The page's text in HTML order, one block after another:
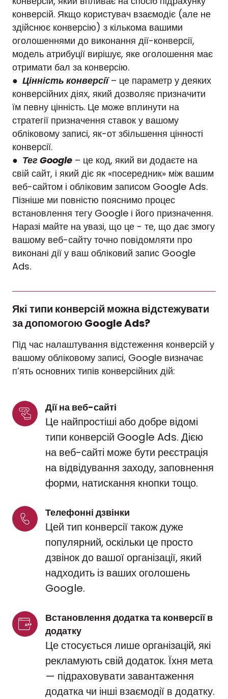
конверсій. Якщо користувач взаємодіє (але не
здійснює конверсію) з кількома вашими
оголошеннями до виконання дії-конверсії,
модель атрибуції вирішує, яке оголошення має
отримати бал за конверсію.
● Цінність конверсії– це параметр у деяких
конверсійних діях, який дозволяє призначити
їм певну цінність. Це може вплинути на
стратегії призначення ставок у вашому
обліковому записі, як-от збільшення цінності
конверсії.
● Тег Google – це код, який ви додаєте на
свій сайт, і який діє як «посередник» між вашим
веб-сайтом і обліковим записом Google Ads.
Пізніше ми повністю пояснимо процес
встановлення тегу Google і його призначення.
Наразі майте на увазі, що це - те, що дає змогу
вашому веб-сайту точно повідомляти про
виконані дії у ваш обліковий запис Google
Ads.
Які типи конверсій можна відстежувати
за допомогою Google Ads?
Під час налаштування відстеження конверсій у
вашому обліковому записі, Google визначає
п’ять основних типів конверсійних дій:
Дії на веб-сайті
Це найпростіші або добре відомі
типи конверсій Google Ads. Дією
на веб-сайті може бути реєстрація
на відвідування заходу, заповнення
форми, натискання кнопки тощо.
Телефонні дзвінки
Цей тип конверсії також дуже
популярний, оскільки це просто
дзвінок до вашої організації, який
надходить із ваших оголошень
Google.
Встановлення додатка та конверсії в
додатку
Це стосується лише організацій, які
рекламують свій додаток. Їхня мета
— підраховувати завантаження
додатка чи інші взаємодії в додатку.